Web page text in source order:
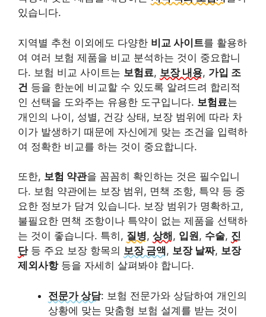
있습니다.
지역별 추천 이외에도 다양한 비교 사이트를 활용하
여 여러 보험 제품을 비교 분석하는 것이 중요합니
다. 보험 비교 사이트는 보험료, 보장 내용, 가입 조
건 등을 한눈에 비교할 수 있도록 알려드려 합리적
인 선택을 도와주는 유용한 도구입니다. 보험료는
개인의 나이, 성별, 건강 상태, 보장 범위에 따라 차
이가 발생하기 때문에 자신에게 맞는 조건을 입력하
여 정확한 비교를 하는 것이 중요합니다.
또한, 보험 약관을 꼼꼼히 확인하는 것은 필수입니
다. 보험 약관에는 보장 범위, 면책 조항, 특약 등 중
요한 정보가 담겨 있습니다. 보장 범위가 명확하고,
불필요한 면책 조항이나 특약이 없는 제품을 선택하
는 것이 좋습니다. 특히, 질병, 상해 , 입원, 수술, 진
단등 주요 보장 항목의 보장 금액, 보장 날짜, 보장
제외사항등을 자세히 살펴봐야 합니다.
전문가 상담: 보험 전문가와 상담하여 개인의
상황에 맞는 맞춤형 보험 설계를 받는 것이